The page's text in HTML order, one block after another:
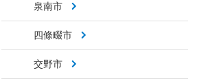
泉南市
四條畷市
交野市